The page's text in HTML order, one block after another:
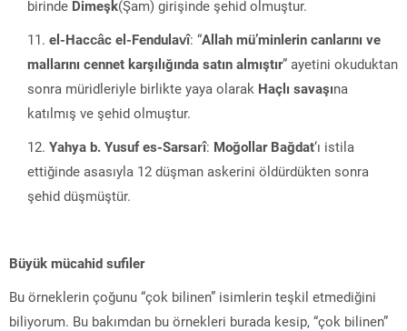
birinde Dimeşk(Şam) girişinde şehid olmuştur.
el-Haccâc el-Fendulavî: “Allah mü’minlerin canlarını ve
mallarını cennet karşılığında satın almıştır” ayetini okuduktan
sonra müridleriyle birlikte yaya olarak Haçlı savaşına
katılmış ve şehid olmuştur.
Yahya b. Yusuf es-Sarsarî: Moğollar Bağdat‘ı istila
ettiğinde asasıyla 12 düşman askerini öldürdükten sonra
şehid düşmüştür.
Büyük mücahid sufiler
Bu örneklerin çoğunu “çok bilinen” isimlerin teşkil etmediğini
biliyorum. Bu bakımdan bu örnekleri burada kesip, “çok bilinen”